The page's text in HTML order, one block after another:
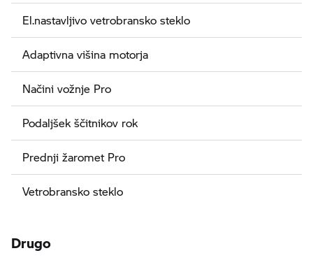
El.nastavljivo vetrobransko steklo
Adaptivna višina motorja
Načini vožnje Pro
Podaljšek ščitnikov rok
Prednji žaromet Pro
Vetrobransko steklo
Drugo